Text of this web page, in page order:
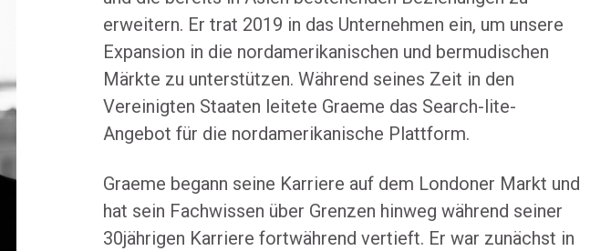
erweitern. Er trat 2019 in das Unternehmen ein, um unsere
Expansion in die nordamerikanischen und bermudischen
Märkte zu unterstützen. Während seines Zeit in den
Vereinigten Staaten leitete Graeme das Search-lite-
Angebot für die nordamerikanische Plattform.
Graeme begann seine Karriere auf dem Londoner Markt und
hat sein Fachwissen über Grenzen hinweg während seiner
30jährigen Karriere fortwährend vertieft. Er war zunächst in